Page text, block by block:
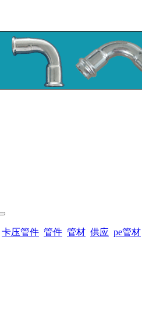
卡压管件 管件 管材 供应 pe管材